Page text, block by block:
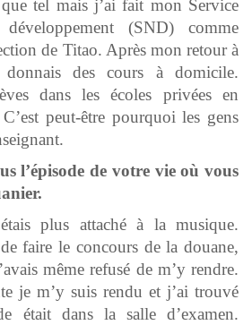
tel mais j’ai fait mon Service
(SND) comme
de Titao. Après mon retour à
donnais des cours à domicile.
dans les écoles privées en
peut-être pourquoi les gens
l’épisode de votre vie où vous
plus attaché à la musique.
faire le concours de la douane,
même refusé de m’y rendre.
je m’y suis rendu et j’ai trouvé
était dans la salle d’examen.